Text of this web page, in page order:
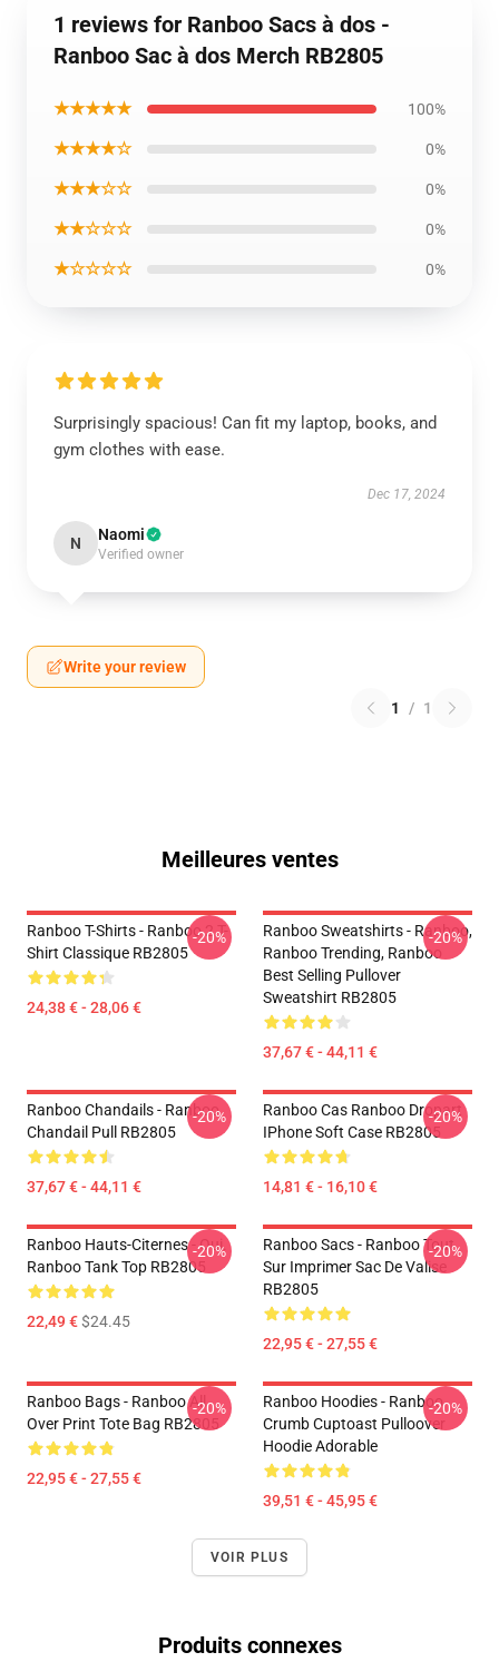
1 reviews for Ranboo Sacs à dos -
Ranboo Sac à dos Merch RB2805
★★★★★ 100%
★★★★☆ 0%
★★★☆☆ 0%
★★☆☆☆ 0%
★☆☆☆☆ 0%
Surprisingly spacious! Can fit my laptop, books, and
gym clothes with ease.
Dec 17, 2024
N Naomi
Verified owner
Write your review
1 / 1
Meilleures ventes
Ranboo T-Shirts - Ranboo 2 T-
Shirt Classique RB2805
24,38 € - 28,06 €
-20%
Ranboo Sweatshirts - Ranboo,
Ranboo Trending, Ranboo
Best Selling Pullover
Sweatshirt RB2805
37,67 € - 44,11 €
-20%
Ranboo Chandails - Ranboo
Chandail Pull RB2805
37,67 € - 44,11 €
-20%
Ranboo Cas Ranboo Dropart
IPhone Soft Case RB2805
14,81 € - 16,10 €
-20%
Ranboo Hauts-Citernes - Oui.
Ranboo Tank Top RB2805
22,49 €$24.45
-20%
Ranboo Sacs - Ranboo Tout
Sur Imprimer Sac De Valise
RB2805
22,95 € - 27,55 €
-20%
Ranboo Bags - Ranboo All
Over Print Tote Bag RB2805
22,95 € - 27,55 €
-20%
Ranboo Hoodies - Ranboo
Crumb Cuptoast Pulloover
Hoodie Adorable
39,51 € - 45,95 €
-20%
VOIR PLUS
Produits connexes